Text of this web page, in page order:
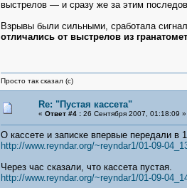
выстрелов — и сразу же за этим
Взрывы были сильными, сработала
отличались от выстрелов из
Просто так сказал (с)
Re: "Пустая кассета"
« Ответ #4 :26 Сентября 2007, 01:18:09 »
О кассете и записке впервые передали в
http://www.reyndar.org/~reyndar1/01-09-
Через час сказали, что кассета пустая.
http://www.reyndar.org/~reyndar1/01-09-